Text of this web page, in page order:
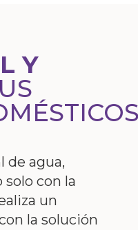
Y
de agua,
con la
un
la solución